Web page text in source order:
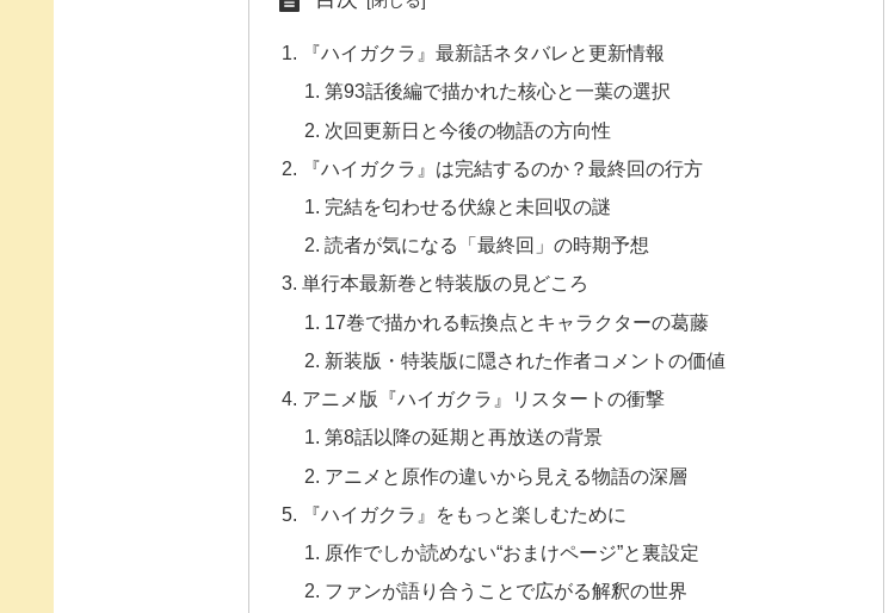
『ハイガクラ』最新話ネタバレと更新情報
第93話後編で描かれた核心と一葉の選択
次回更新日と今後の物語の方向性
『ハイガクラ』は完結するのか？最終回の行方
完結を匂わせる伏線と未回収の謎
読者が気になる「最終回」の時期予想
単行本最新巻と特装版の見どころ
17巻で描かれる転換点とキャラクターの葛藤
新装版・特装版に隠された作者コメントの価値
アニメ版『ハイガクラ』リスタートの衝撃
第8話以降の延期と再放送の背景
アニメと原作の違いから見える物語の深層
『ハイガクラ』をもっと楽しむために
原作でしか読めない“おまけページ”と裏設定
ファンが語り合うことで広がる解釈の世界